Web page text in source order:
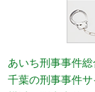
あいち刑事事件
千葉の刑事事件サ